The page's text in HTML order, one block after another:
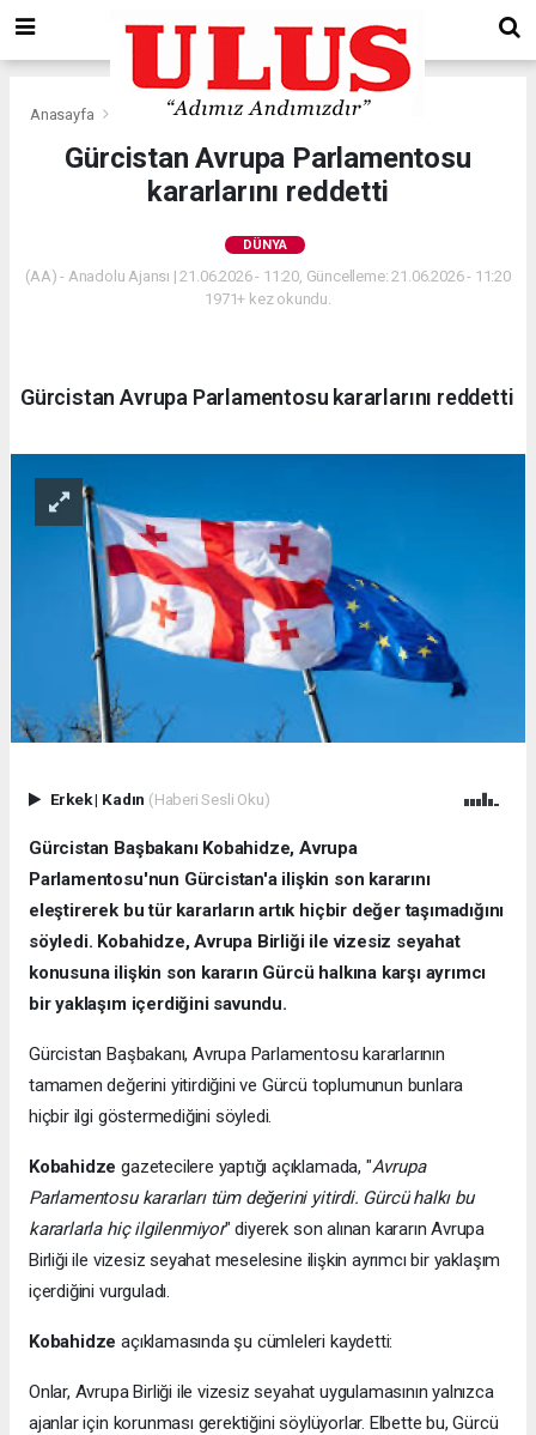
Anasayfa
Gürcistan Avrupa Parlamentosu
kararlarını reddetti
DÜNYA
(AA) - Anadolu Ajansı | 21.06.2026 - 11:20, Güncelleme: 21.06.2026 - 11:20
1971+ kez okundu.
Gürcistan Avrupa Parlamentosu kararlarını reddetti
Erkek| Kadın (Haberi Sesli Oku)
Gürcistan Başbakanı Kobahidze, Avrupa
Parlamentosu'nun Gürcistan'a ilişkin son kararını
eleştirerek bu tür kararların artık hiçbir değer taşımadığını
söyledi. Kobahidze, Avrupa Birliği ile vizesiz seyahat
konusuna ilişkin son kararın Gürcü halkına karşı ayrımcı
bir yaklaşım içerdiğini savundu.
Gürcistan Başbakanı, Avrupa Parlamentosu kararlarının
tamamen değerini yitirdiğini ve Gürcü toplumunun bunlara
hiçbir ilgi göstermediğini söyledi.
Kobahidzegazetecilere yaptığı açıklamada, "Avrupa
Parlamentosu kararları tüm değerini yitirdi. Gürcü halkı bu
kararlarla hiç ilgilenmiyor" diyerek son alınan kararın Avrupa
Birliği ile vizesiz seyahat meselesine ilişkin ayrımcı bir yaklaşım
içerdiğini vurguladı.
Kobahidze açıklamasında şu cümleleri kaydetti:
Onlar, Avrupa Birliği ile vizesiz seyahat uygulamasının yalnızca
ajanlar için korunması gerektiğini söylüyorlar. Elbette bu, Gürcü